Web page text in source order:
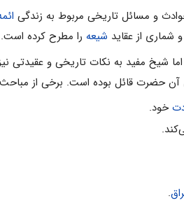
و مسائل تاريخى مربوط به زندگى
شمارى از عقايد شيعه را مطرح كرده است.
شیخ مفید به نکات تاریخی و عقیدتی
حضرت قائل بوده است. برخى از
خود.
.